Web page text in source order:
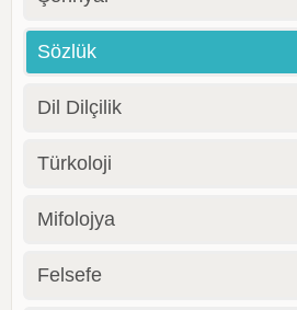
Sözlük
Dil Dilçilik
Türkoloji
Mifolojya
Felsefe